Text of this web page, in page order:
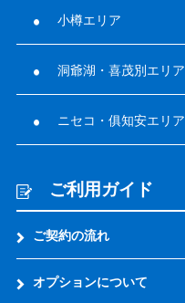
小樽エリア
洞爺湖・喜茂別エリア
ニセコ・俱知安エリア
ご利用ガイド
ご契約の流れ
オプションについて